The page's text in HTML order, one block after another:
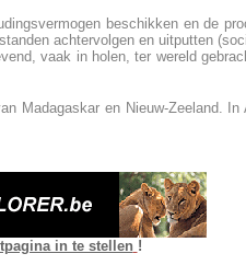
beschikken en de
achtervolgen en uitputten
vaak in holen, ter wereld
Madagaskar en Nieuw-Zeeland.
in te stellen !